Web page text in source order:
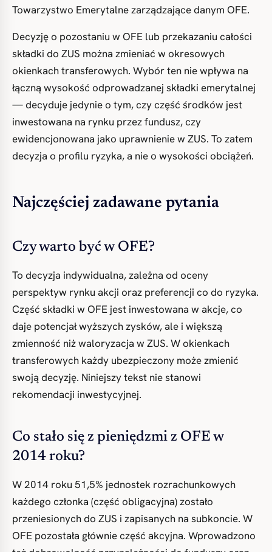
Towarzystwo Emerytalne zarządzające danym OFE.
Decyzję o pozostaniu w OFE lub przekazaniu całości
składki do ZUS można zmieniać w okresowych
okienkach transferowych. Wybór ten nie wpływa na
łączną wysokość odprowadzanej składki emerytalnej
— decyduje jedynie o tym, czy część środków jest
inwestowana na rynku przez fundusz, czy
ewidencjonowana jako uprawnienie w ZUS. To zatem
decyzja o profilu ryzyka, a nie o wysokości obciążeń.
Najczęściej zadawane pytania
Czy warto być w OFE?
To decyzja indywidualna, zależna od oceny
perspektyw rynku akcji oraz preferencji co do ryzyka.
Część składki w OFE jest inwestowana w akcje, co
daje potencjał wyższych zysków, ale i większą
zmienność niż waloryzacja w ZUS. W okienkach
transferowych każdy ubezpieczony może zmienić
swoją decyzję. Niniejszy tekst nie stanowi
rekomendacji inwestycyjnej.
Co stało się z pieniędzmi z OFE w
2014 roku?
W 2014 roku 51,5% jednostek rozrachunkowych
każdego członka (część obligacyjna) zostało
przeniesionych do ZUS i zapisanych na subkoncie. W
OFE pozostała głównie część akcyjna. Wprowadzono